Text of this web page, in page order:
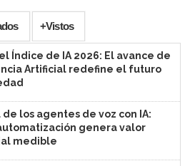
+Vistos
Índice de IA 2026: El avance de
Artificial redefine el futuro
de los agentes de voz con IA:
genera valor
medible